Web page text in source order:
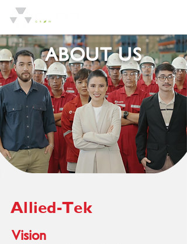
ABOUT US
Allied-Tek
Vision